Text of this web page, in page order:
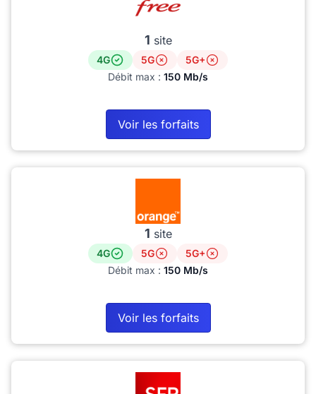
1 site
4G 5G
5G+
Débit max : 150 Mb/s
Voir les forfaits
1 site
4G 5G
5G+
Débit max : 150 Mb/s
Voir les forfaits